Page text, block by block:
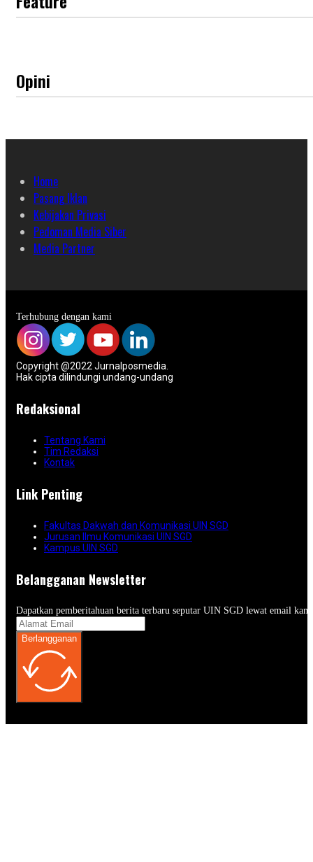
Opini
Home
Pasang Iklan
Kebijakan Privasi
Pedoman Media Siber
Media Partner
Terhubung dengan kami
Copyright @2022 Jurnalposmedia.
Hak cipta dilindungi undang-undang
Redaksional
Tentang Kami
Tim Redaksi
Kontak
Link Penting
Fakultas Dakwah dan Komunikasi UIN SGD
Jurusan Ilmu Komunikasi UIN SGD
Kampus UIN SGD
Belangganan Newsletter
Dapatkan pemberitahuan berita terbaru seputar UIN SGD lewat email
Berlangganan